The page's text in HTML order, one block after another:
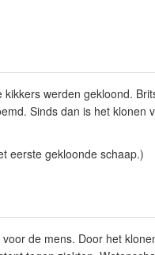
werden gekloond.
Sinds dan is het klonen
eerste gekloonde schaap.)
de mens. Door het